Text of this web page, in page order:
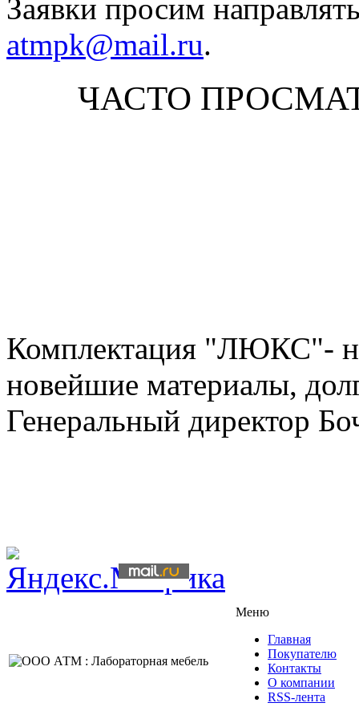
Заявки просим
atmpk@mail.ru.
ЧАСТО
Комплектация "ЛЮКС"-
новейшие материалы,
Генеральный директор
Меню
Главная
Покупателю
Контакты
О компании
RSS-лента